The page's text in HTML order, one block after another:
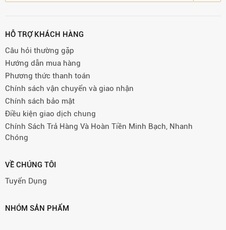
HỖ TRỢ KHÁCH HÀNG
Câu hỏi thường gặp
Hướng dẫn mua hàng
Phương thức thanh toán
Chính sách vận chuyển và giao nhận
Chính sách bảo mật
Điều kiện giao dịch chung
Chính Sách Trả Hàng Và Hoàn Tiền Minh Bạch, Nhanh
Chóng
VỀ CHÚNG TÔI
Tuyển Dụng
NHÓM SẢN PHẨM